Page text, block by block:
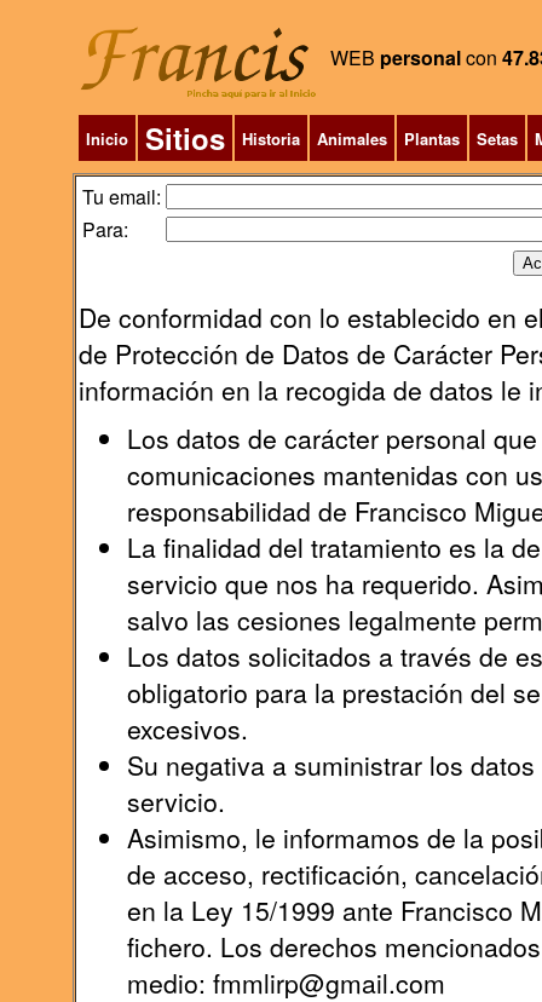
WEB personalcon
Inicio Sitios Historia Animales Plantas Setas
Tu email:
Para:
De conformidad con lo establecido en
de Protección de Datos de Carácter
información en la recogida de datos le
Los datos de carácter personal
comunicaciones mantenidas con
responsabilidad de Francisco
La finalidad del tratamiento es la
servicio que nos ha requerido.
salvo las cesiones legalmente
Los datos solicitados a través de
obligatorio para la prestación del
excesivos.
Su negativa a suministrar los
servicio.
Asimismo, le informamos de la
de acceso, rectificación,
en la Ley 15/1999 ante Francisco
fichero. Los derechos
medio: fmmlirp@gmail.com